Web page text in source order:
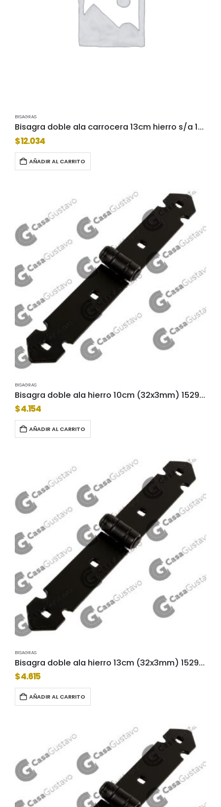
BISAGRAS
Bisagra doble ala carrocera 13cm hierro s/a 1564-13-sa
$12.034
AÑADIR AL CARRITO
BISAGRAS
Bisagra doble ala hierro 10cm (32x3mm) 1529-10
$4.154
AÑADIR AL CARRITO
BISAGRAS
Bisagra doble ala hierro 13cm (32x3mm) 1529-13
$4.615
AÑADIR AL CARRITO